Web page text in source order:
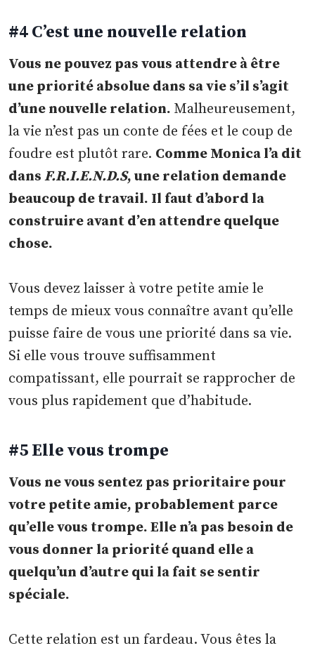
#4 C’est une nouvelle relation
Vous ne pouvez pas vous attendre à être
une priorité absolue dans sa vie s’il s’agit
d’une nouvelle relation. Malheureusement,
la vie n’est pas un conte de fées et le coup de
foudre est plutôt rare. Comme Monica l’a dit
dansF.R.I.E.N.D.S, une relation demande
beaucoup de travail. Il faut d’abord la
construire avant d’en attendre quelque
chose.
Vous devez laisser à votre petite amie le
temps de mieux vous connaître avant qu’elle
puisse faire de vous une priorité dans sa vie.
Si elle vous trouve suffisamment
compatissant, elle pourrait se rapprocher de
vous plus rapidement que d’habitude.
#5 Elle vous trompe
Vous ne vous sentez pas prioritaire pour
votre petite amie, probablement parce
qu’elle vous trompe. Elle n’a pas besoin de
vous donner la priorité quand elle a
quelqu’un d’autre qui la fait se sentir
spéciale.
Cette relation est un fardeau. Vous êtes la